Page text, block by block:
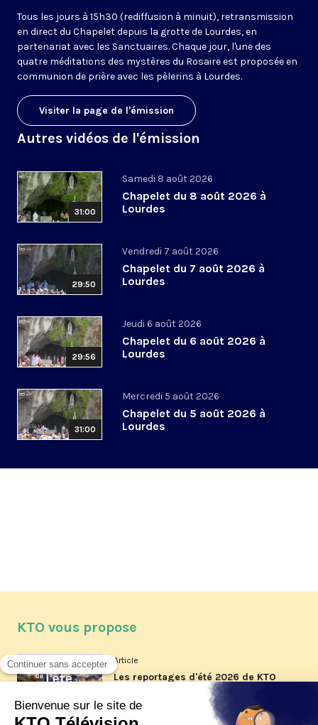
Tous les jours à 15h30 (rediffusion à minuit), retransmission
en direct du Chapelet depuis la grotte de Lourdes, en
partenariat avec les Sanctuaires. Chaque jour, l'une des
quatre méditations des mystères du Rosaire est proposée en
communion de prière avec les pèlerins à Lourdes.
Visiter la page de l'émission
Autres vidéos de l'émission
31:00
Samedi 8 août 2026
Chapelet du 8 août 2026 à
Lourdes
29:50
Vendredi 7 août 2026
Chapelet du 7 août 2026 à
Lourdes
29:56
Jeudi 6 août 2026
Chapelet du 6 août 2026 à
Lourdes
31:00
Mercredi 5 août 2026
Chapelet du 5 août 2026 à
Lourdes
KTO vous propose
Article
Les reportages d'été 2026 de KTO